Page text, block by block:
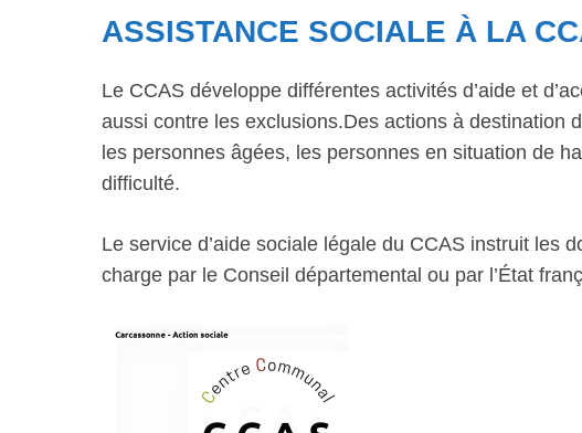
ASSISTANCE SOCIALE À LA
Le CCAS développe différentes activités d’aide et
aussi contre les exclusions.Des actions à destination
les personnes âgées, les personnes en situation de
difficulté.
Le service d’aide sociale légale du CCAS instruit les
charge par le Conseil départemental ou par l’État